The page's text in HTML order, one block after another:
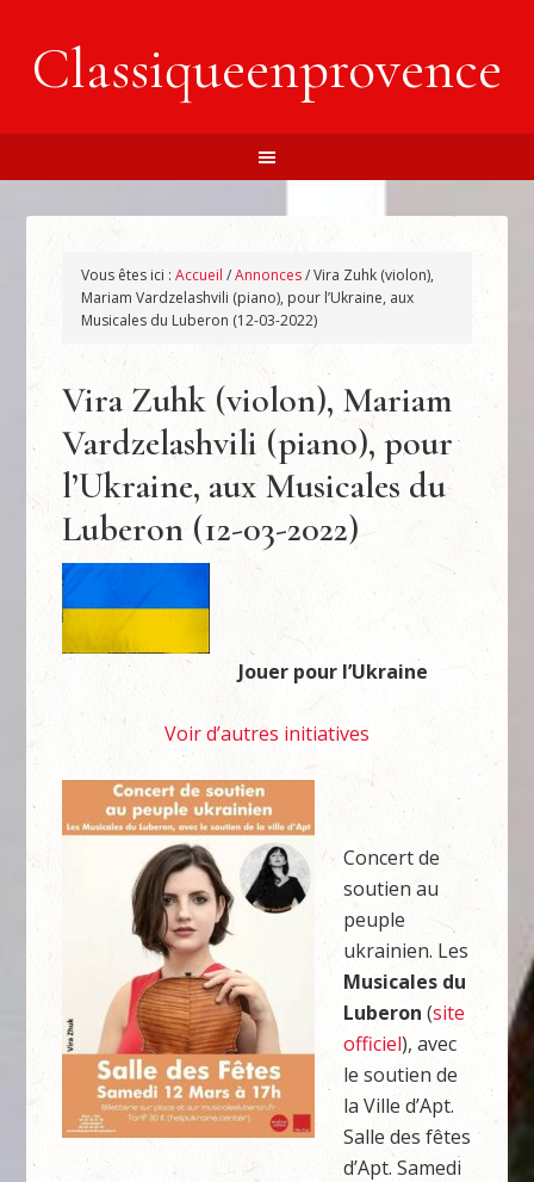
Classiqueenprovence
Vous êtes ici :Accueil /Annonces/Vira Zuhk (violon),
Mariam Vardzelashvili (piano), pour l’Ukraine, aux
Musicales du Luberon (12-03-2022)
Vira Zuhk (violon), Mariam
Vardzelashvili (piano), pour
l’Ukraine, aux Musicales du
Luberon (12-03-2022)
Jouer pour l’Ukraine
Voir d’autres initiatives
Concert de
soutien au
peuple
ukrainien. Les
Musicales du
Luberon (site
officiel), avec
le soutien de
la Ville d’Apt.
Salle des fêtes
d’Apt. Samedi